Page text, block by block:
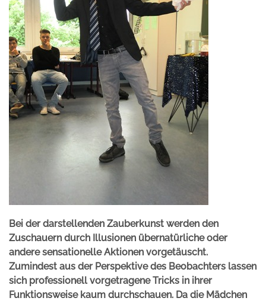
Bei der darstellenden Zauberkunst werden den
Zuschauern durch Illusionen übernatürliche oder
andere sensationelle Aktionen vorgetäuscht.
Zumindest aus der Perspektive des Beobachters lassen
sich professionell vorgetragene Tricks in ihrer
Funktionsweise kaum durchschauen. Da die Mädchen